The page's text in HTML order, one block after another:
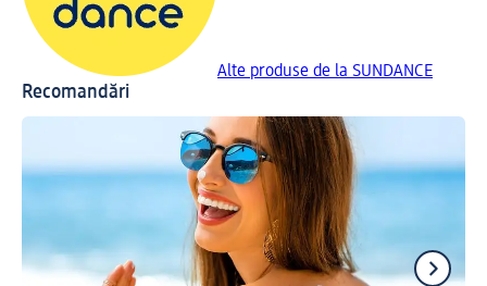
Alte produse de la SUNDANCE
Recomandări